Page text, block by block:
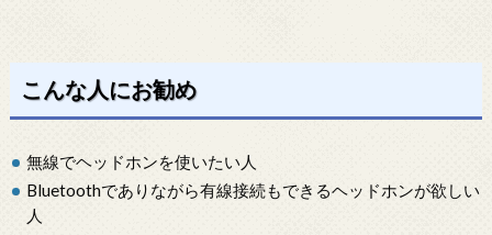
こんな人にお勧め
無線でヘッドホンを使いたい人
Bluetoothでありながら有線接続もできるヘッドホンが欲しい
人